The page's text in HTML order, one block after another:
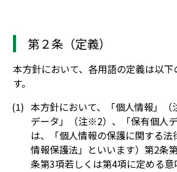
第２条（定義）
本方針において、各用語の定義は以下
す。
本方針において、「個人情報」
データ」（注※2）、「保有個人
は、「個人情報の保護に関する法
情報保護法」といいます）第2条
条第3項若しくは第4項に定める意